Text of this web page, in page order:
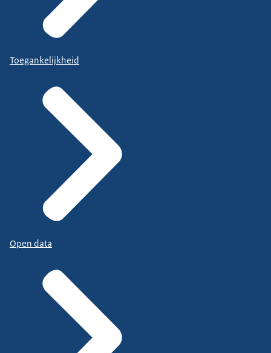
Toegankelijkheid
Open data